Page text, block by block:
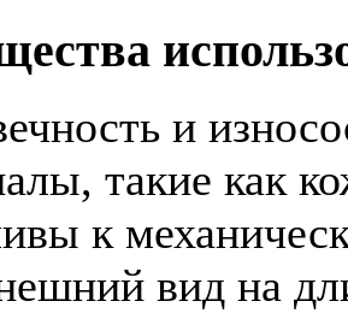
и
такие как
к
вид на